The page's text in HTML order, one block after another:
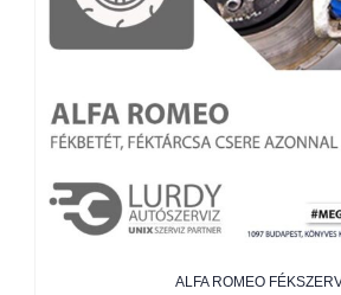
ALFA ROMEO